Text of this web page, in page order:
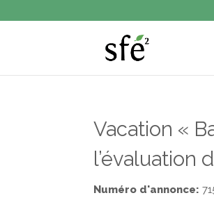
Vacation «
l’évaluation
Numéro d'annonce: